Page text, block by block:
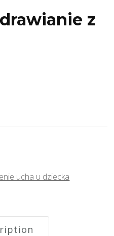
z
ucha u dziecka